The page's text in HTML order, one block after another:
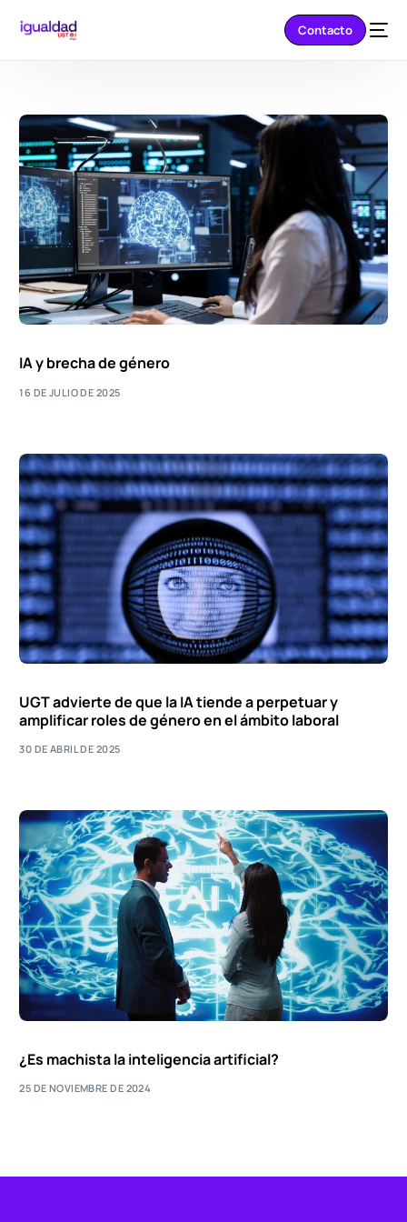
Contacto
IA y brecha de género
16 DE JULIO DE 2025
UGT advierte de que la IA tiende a perpetuar y
amplificar roles de género en el ámbito laboral
30 DE ABRIL DE 2025
¿Es machista la inteligencia artificial?
25 DE NOVIEMBRE DE 2024